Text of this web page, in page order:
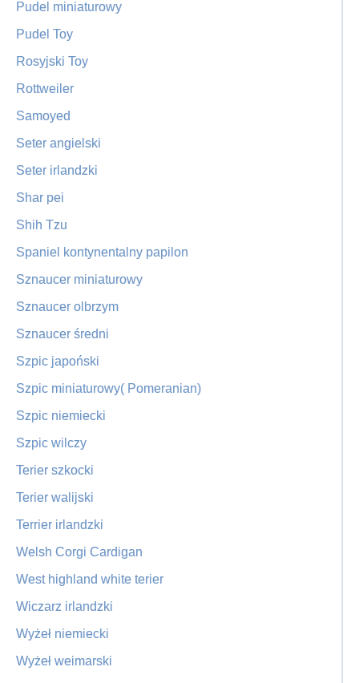
Pudel miniaturowy
Pudel Toy
Rosyjski Toy
Rottweiler
Samoyed
Seter angielski
Seter irlandzki
Shar pei
Shih Tzu
Spaniel kontynentalny papilon
Sznaucer miniaturowy
Sznaucer olbrzym
Sznaucer średni
Szpic japoński
Szpic miniaturowy( Pomeranian)
Szpic niemiecki
Szpic wilczy
Terier szkocki
Terier walijski
Terrier irlandzki
Welsh Corgi Cardigan
West highland white terier
Wiczarz irlandzki
Wyżeł niemiecki
Wyżeł weimarski